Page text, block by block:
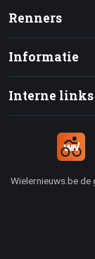
Renners
Informatie
Interne links
Wielernieuws.be de